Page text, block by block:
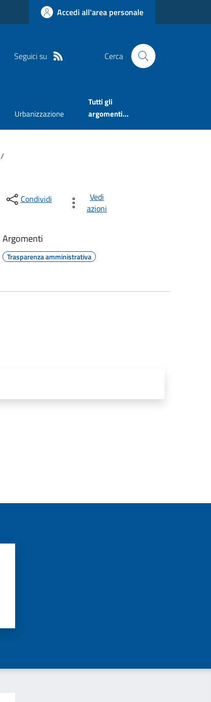
Accedi all'area personale
Seguici su Cerca
Urbanizzazione
Tutti gli
argomenti...
/
Condividi
Vedi
azioni
Argomenti
Trasparenza amministrativa